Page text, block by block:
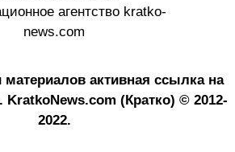
агентство kratko-
news.com
активная ссылка на
KratkoNews.com (Кратко) © 2012-
2022.